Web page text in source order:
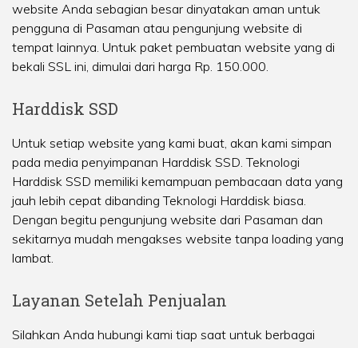
website Anda sebagian besar dinyatakan aman untuk
pengguna di Pasaman atau pengunjung website di
tempat lainnya. Untuk paket pembuatan website yang di
bekali SSL ini, dimulai dari harga Rp. 150.000.
Harddisk SSD
Untuk setiap website yang kami buat, akan kami simpan
pada media penyimpanan Harddisk SSD. Teknologi
Harddisk SSD memiliki kemampuan pembacaan data yang
jauh lebih cepat dibanding Teknologi Harddisk biasa.
Dengan begitu pengunjung website dari Pasaman dan
sekitarnya mudah mengakses website tanpa loading yang
lambat.
Layanan Setelah Penjualan
Silahkan Anda hubungi kami tiap saat untuk berbagai